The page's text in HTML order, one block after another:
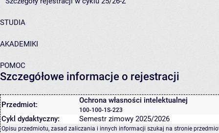
STUDIA
AKADEMIKI
POMOC
Szczegółowe informacje o rejestracji
Przedmiot: Ochrona własności intelektualnej
100-100-1S-223
Cykl dydaktyczny: Semestr zimowy 2025/2026
Opisu przedmiotu, zasad zaliczania i innych informacji szukaj na stronie